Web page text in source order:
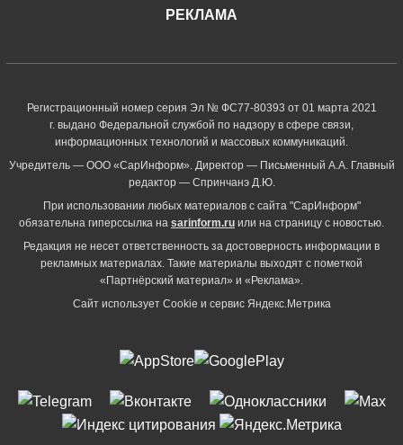
РЕКЛАМА
Регистрационный номер серия Эл № ФС77-80393 от 01 марта 2021
г. выдано Федеральной службой по надзору в сфере связи,
информационных технологий и массовых коммуникаций.
Учредитель — ООО «СарИнформ». Директор — Письменный А.А. Главный
редактор — Спринчанэ Д.Ю.
При использовании любых материалов с сайта "СарИнформ"
обязательна гиперссылка на sarinform.ru или на страницу с новостью.
Редакция не несет ответственность за достоверность информации в
рекламных материалах. Такие материалы выходят с пометкой
«Партнёрский материал» и «Реклама».
Сайт использует Cookie и сервиc Яндекс.Метрика